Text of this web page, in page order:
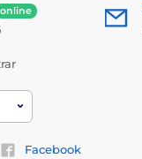
online
Facebook